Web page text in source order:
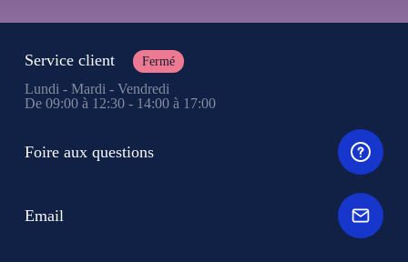
Service client Fermé
Lundi - Mardi - Vendredi
De 09:00 à 12:30 - 14:00 à 17:00
Foire aux questions
Email